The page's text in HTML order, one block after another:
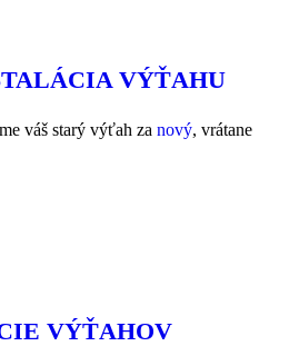
VÝŤAHU
váš starý výťah za nový, vrátane
VÝŤAHOV